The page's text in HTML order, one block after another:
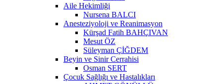
Aile Hekimliği
Nursena BALCI
Anesteziyoloji ve Reanimasyon
Kürşad Fatih BAHÇIVAN
Mesut ÖZ
Süleyman ÇİĞDEM
Beyin ve Sinir Cerrahisi
Osman SERT
Çocuk Sağlığı ve Hastalıkları